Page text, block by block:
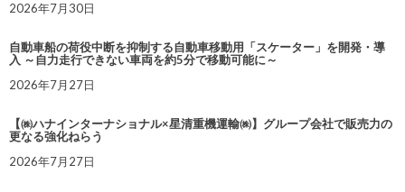
2026年7月30日
自動車船の荷役中断を抑制する自動車移動用「スケーター」を開発・導
入 ～自力走行できない車両を約5分で移動可能に～
2026年7月27日
【㈱ハナインターナショナル×星清重機運輸㈱】グループ会社で販売力の
更なる強化ねらう
2026年7月27日